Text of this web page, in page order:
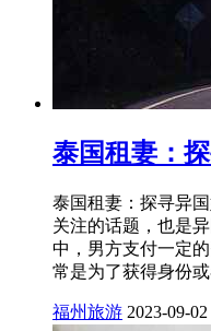
泰国租妻：
泰国租妻：探寻异
关注的话题，也是
中，男方支付一定
常是为了获得身份
福州旅游 2023-09-02